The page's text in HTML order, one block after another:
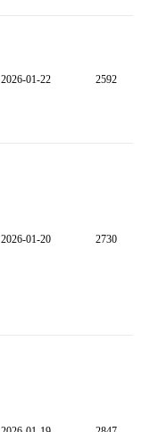
2026-01-22 2592
2026-01-20 2730